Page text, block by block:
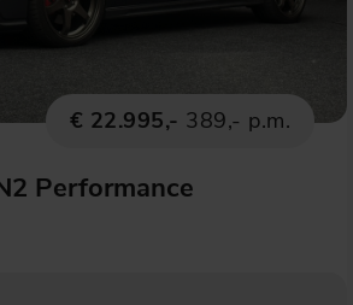
€ 22.995,- 389,- p.m.
Performance